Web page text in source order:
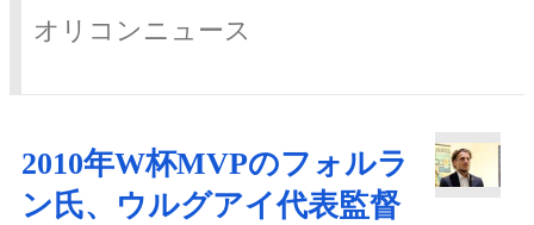
オリコンニュース
2010年W杯MVPのフォルラ
ン氏、ウルグアイ代表監督